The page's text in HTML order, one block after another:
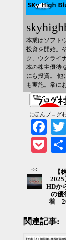
本業はソフト
投資を開始。
ク、ウクライ
本の株主優待
にも投資。 他
も実施。常に
にほんブログ
Pocket
<<
【
2025
HDか
の優
着
関連記事: